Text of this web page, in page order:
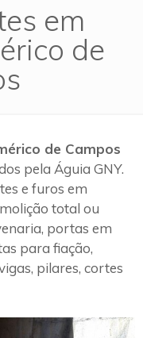
em
de
de Campos
pela Águia GNY.
e furos em
total ou
portas em
para fiação,
pilares, cortes